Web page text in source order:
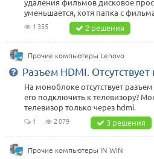
удаления фильмов дисковое
уменьшается, хотя папка с
1 355 2 решения
Прочие компьютеры Lenovo
Разъем HDMI.
На моноблоке отсутствует
его подключить к телевизору?
телевизор только через hdmi.
1 2 079 3 решения
Прочие компьютеры IN WIN